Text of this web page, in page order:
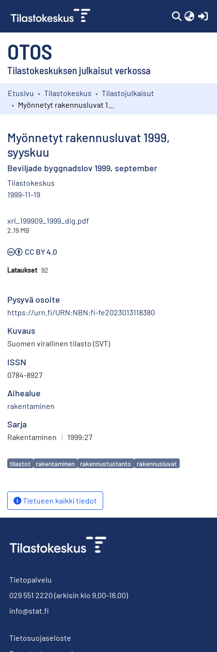
OTOS
Tilastokeskuksen julkaisut verkossa
Kokoelmat
Etusivu Tilastokeskus
Tilastojulkaisut
Myönnetyt rakennusluvat 1999,
syyskuu
Beviljade byggnadslov 1999, september
Tilastokeskus
1999-11-19
xrl_199909_1999_dig.pdf
2.19 MB
CC BY 4.0
Lataukset 92
Pysyvä osoite
https://urn.fi/URN:NBN:fi-fe2023013118380
Kuvaus
Suomen virallinen tilasto (SVT)
ISSN
0784-8927
Aihealue
rakentaminen
Sarja
Rakentaminen | 1999:27
Avainsanat
tilastot rakentaminen rakennustuotanto rakennusluvat
Tietueen kaikki tiedot
Tietopalvelu
029 551 2220 (arkisin klo 9.00-16.00)
info@stat.fi
Tietosuojaseloste